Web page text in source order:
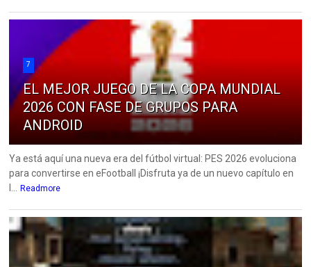
7
EL MEJOR JUEGO DE LA COPA MUNDIAL
2026 CON FASE DE GRUPOS PARA
ANDROID
Ya está aquí una nueva era del fútbol virtual: PES 2026 evoluciona
para convertirse en eFootball ¡Disfruta ya de un nuevo capítulo en
Readmore